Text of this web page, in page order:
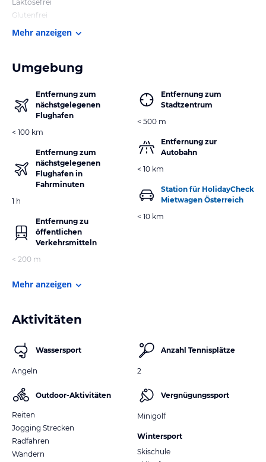
Laktosefrei
Glutenfrei
Mehr anzeigen
Umgebung
Entfernung zum
nächstgelegenen
Flughafen
< 100 km
Entfernung zum
nächstgelegenen
Flughafen in
Fahrminuten
1 h
Entfernung zu
öffentlichen
Verkehrsmitteln
< 200 m
Entfernung zum
Stadtzentrum
< 500 m
Entfernung zur
Autobahn
< 10 km
Station für HolidayCheck
Mietwagen Österreich
< 10 km
Mehr anzeigen
Aktivitäten
Wassersport
Angeln
Outdoor-Aktivitäten
Reiten
Jogging Strecken
Radfahren
Wandern
Anzahl Tennisplätze
2
Vergnügungssport
Minigolf
Wintersport
Skischule